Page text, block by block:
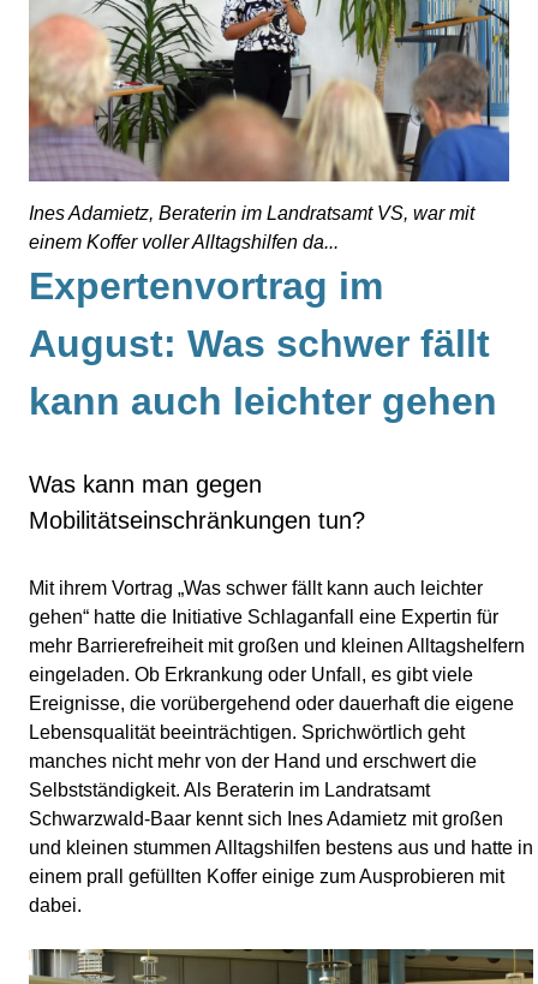
Ines Adamietz, Beraterin im Landratsamt VS, war mit
einem Koffer voller Alltagshilfen da...
Expertenvortrag im
August: Was schwer fällt
kann auch leichter gehen
Was kann man gegen
Mobilitätseinschränkungen tun?
Mit ihrem Vortrag „Was schwer fällt kann auch leichter
gehen“ hatte die Initiative Schlaganfall eine Expertin für
mehr Barrierefreiheit mit großen und kleinen Alltagshelfern
eingeladen. Ob Erkrankung oder Unfall, es gibt viele
Ereignisse, die vorübergehend oder dauerhaft die eigene
Lebensqualität beeinträchtigen. Sprichwörtlich geht
manches nicht mehr von der Hand und erschwert die
Selbstständigkeit. Als Beraterin im Landratsamt
Schwarzwald-Baar kennt sich Ines Adamietz mit großen
und kleinen stummen Alltagshilfen bestens aus und hatte in
einem prall gefüllten Koffer einige zum Ausprobieren mit
dabei.